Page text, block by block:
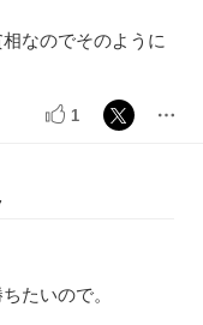
なのでそのように
1
たいので。